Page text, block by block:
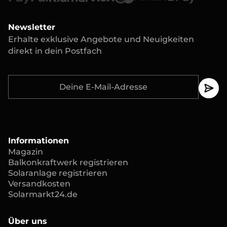
Informationen
Magazin
Balkonkraftwerk registrieren
Solaranlage registrieren
Versandkosten
Solarmarkt24.de
Über uns
Newsletter
Erhalte exklusive Angebote und Neuigkeiten
direkt in dein Postfach